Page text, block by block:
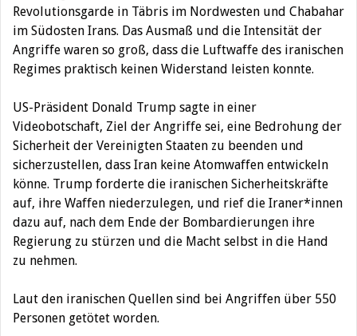
Revolutionsgarde in Täbris im Nordwesten und Chabahar
im Südosten Irans. Das Ausmaß und die Intensität der
Angriffe waren so groß, dass die Luftwaffe des iranischen
Regimes praktisch keinen Widerstand leisten konnte.
US-Präsident Donald Trump sagte in einer
Videobotschaft, Ziel der Angriffe sei, eine Bedrohung der
Sicherheit der Vereinigten Staaten zu beenden und
sicherzustellen, dass Iran keine Atomwaffen entwickeln
könne. Trump forderte die iranischen Sicherheitskräfte
auf, ihre Waffen niederzulegen, und rief die Iraner*innen
dazu auf, nach dem Ende der Bombardierungen ihre
Regierung zu stürzen und die Macht selbst in die Hand
zu nehmen.
Laut den iranischen Quellen sind bei Angriffen über 550
Personen getötet worden.